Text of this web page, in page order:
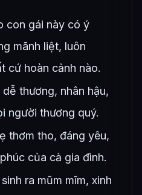
con gái này có ý
mãnh liệt, luôn
cứ hoàn cảnh nào.
thương, nhân hậu,
người thương quý.
thơm tho, đáng yêu,
của cả gia đình.
ra mũm mĩm, xinh